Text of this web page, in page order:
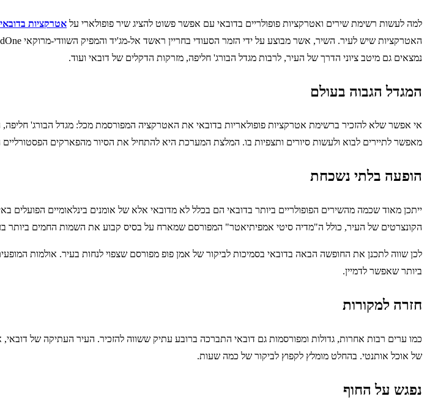
למה לעשות רשימת שירים ואטרקציות פופולריים בדובאי עם אפשר פשוט להציג שיר פופולארי על אטרקציות בדובאי
נמצאים גם מיטב ציוני הדרך של העיר, לרבות מגדל הבורג' חליפה, מזרקות הדקלים של דובאי ועוד.
המגדל הגבוה בעולם
מאפשר לתיירים לבוא ולעשות סיורים ותצפיות בו. המלצת המערכת היא להתחיל את הסיור מהפארקים
הופעה בלתי נשכחת
ייתכן מאוד שכמה מהשירים הפופולריים ביותר בדובאי הם בכלל לא מדובאי אלא של אומנים בינלאומיים
הקונצרטים של העיר, כולל ה"מדיה סיטי אמפיתיאטר" המפורסם שמארח על בסיס קבוע את השמות החמים ביותר
לכן שווה לתכנן את החופשה הבאה בדובאי בסמיכות לביקור של אמן פופ מפורסם שצפוי לנחות בעיר. אולמות
ביותר שאפשר לדמיין.
חזרה למקורות
כמו ערים רבות אחרות, גדולות ומפורסמות גם דובאי התברכה ברובע עתיק ששווה להזכיר. העיר העתיקה של
של אוכל אותנטי. בהחלט מומלץ לקפוץ לביקור של כמה שעות.
נפגש על החוף